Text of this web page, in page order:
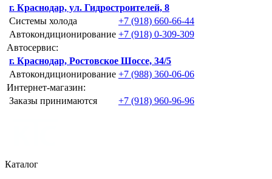
г. Краснодар, ул. Гидростроителей, 8
Системы холода
+7 (918) 660-66-44
Автокондиционирование +7 (918) 0-309-309
Автосервис:
г. Краснодар, Ростовское Шоссе, 34/5
Автокондиционирование +7 (988) 360-06-06
Интернет-магазин:
Заказы принимаются
+7 (918) 960-96-96
Каталог